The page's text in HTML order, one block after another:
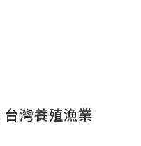
灣養殖漁業